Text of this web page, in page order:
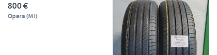
800 €
Opera (MI)